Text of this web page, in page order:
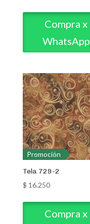
Compra x
WhatsApp
Promoción
Tela 729-2
$ 16.250
Compra x